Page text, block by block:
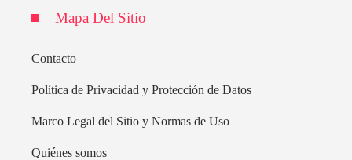
Mapa Del Sitio
Contacto
Política de Privacidad y Protección de Datos
Marco Legal del Sitio y Normas de Uso
Quiénes somos